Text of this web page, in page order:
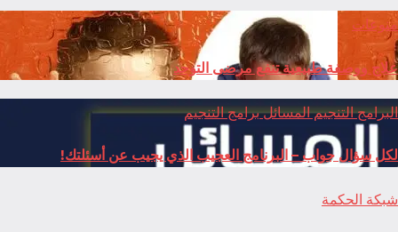
منوعات
علاج ووصفة طبيعية تنفع مرضى التوحد
البرامجالتنجيمالمسائلبرامج التنجيم
لكل سؤال جواب – البرنامج العجيب الذي يجيب عن أسئلتك!
شبكة الحكمة